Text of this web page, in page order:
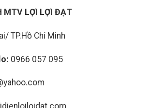
MTV LỢI LỢI ĐẠT
TP.Hồ Chí Minh
0966 057 095